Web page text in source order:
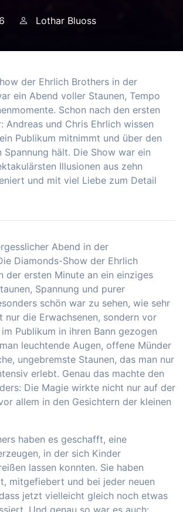
Lothar Bluoss
der Ehrlich Brothers in der
ein Abend voller Staunen, Tempo
Schon nach den ersten
Andreas und Chris Ehrlich wissen
Publikum mitnimmt und über den
Spannung hält. Die Show war ein
Illusionen aus zehn
und mit viel Liebe zum Detail
Abend in der
Diamonds-Show der Ehrlich
der ersten Minute an ein einziges
Spannung und purer
schön war zu sehen, wie sehr
nur die Erwachsenen, sondern vor
Publikum in ihren Bann gezogen
leuchtende Augen, offene Münder
ungebremste Staunen, das man nur
erlebt. Genau das machte den
Die Magie wirkte nicht nur auf der
allem in den Gesichtern der kleinen
haben es geschafft, eine
in der sich Kinder
lassen konnten. Sie haben
mitgefiebert und bei jeder neuen
jetzt vielleicht gleich noch etwas
Und genau so war es auch: